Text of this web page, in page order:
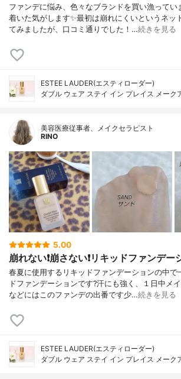
ファンデに悩み、色々なブランドを買い漁ってい
着いた気がします✨最初は崩れにくいというネッ
てみましたが、口コミ通りでした！…続きを見る
ESTEE LAUDER(エスティローダー)
ダブル ウェア ステイ イン プレイス メーク
美容医療従事者、メイクセラピスト
RINO
5.00
崩れない❗️崩さない❗️リキッドファンデー
春夏に使用するリキッドファンデーションの中で
ドファンデーションです?汗にも強く、１日中メ
などにはこのファンデの出番です少…続きを見る
ESTEE LAUDER(エスティローダー)
ダブル ウェア ステイ イン プレイス メーク